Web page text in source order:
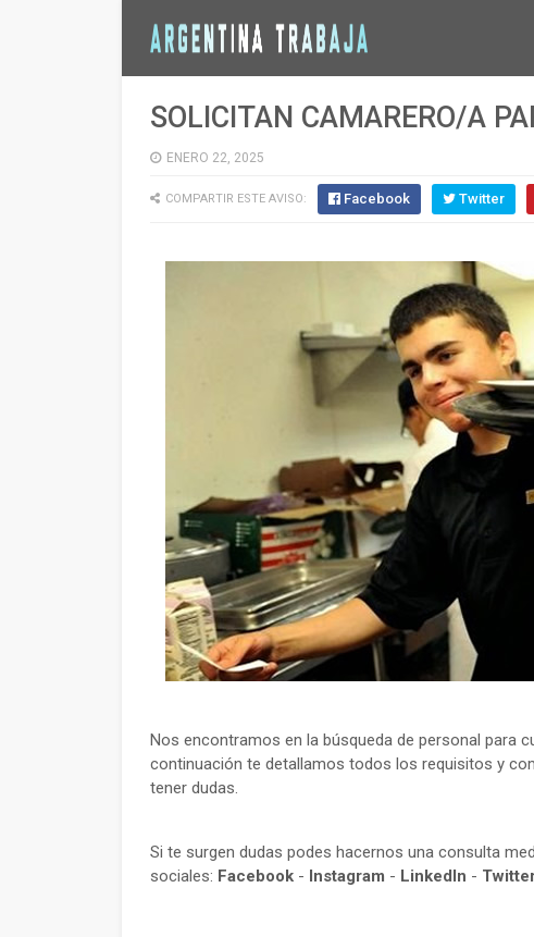
SOLICITAN CAMARERO/A
ENERO 22, 2025
COMPARTIR ESTE AVISO: Facebook Twitter
Nos encontramos en la búsqueda de personal para
continuación te detallamos todos los requisitos y
tener dudas.
Si te surgen dudas podes hacernos una consulta
sociales: Facebook - Instagram - LinkedIn -